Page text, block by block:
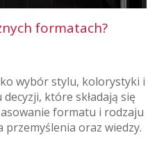
formatach?
wybór stylu, kolorystyki i
które składają się
formatu i rodzaju
przemyślenia oraz wiedzy.